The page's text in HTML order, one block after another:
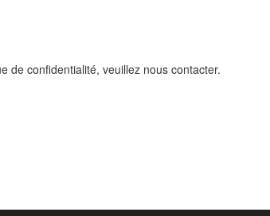
de confidentialité, veuillez nous contacter.